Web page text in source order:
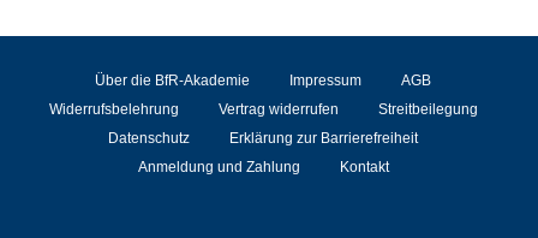
Über die BfR-Akademie Impressum
AGB
Widerrufsbelehrung
Vertrag widerrufen
Streitbeilegung
Datenschutz
Erklärung zur Barrierefreiheit
Anmeldung und Zahlung
Kontakt